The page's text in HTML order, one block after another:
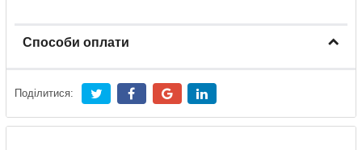
Способи оплати
Поділитися: